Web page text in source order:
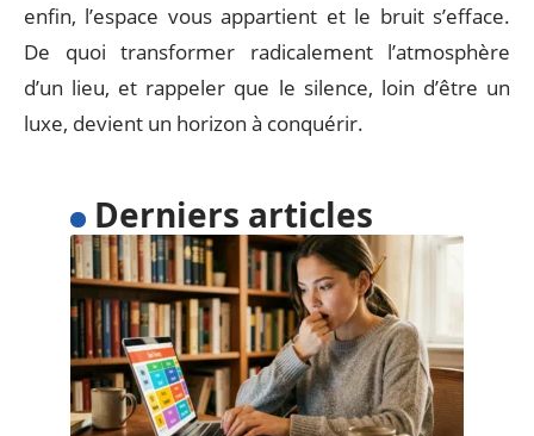
enfin, l’espace vous appartient et le bruit s’efface.
De quoi transformer radicalement l’atmosphère
d’un lieu, et rappeler que le silence, loin d’être un
luxe, devient un horizon à conquérir.
Derniers articles